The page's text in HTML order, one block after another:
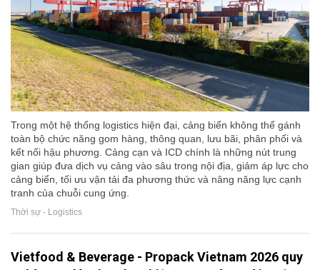
Trong một hệ thống logistics hiện đại, cảng biển không thể gánh
toàn bộ chức năng gom hàng, thông quan, lưu bãi, phân phối và
kết nối hậu phương. Cảng cạn và ICD chính là những nút trung
gian giúp đưa dịch vụ cảng vào sâu trong nội địa, giảm áp lực cho
cảng biển, tối ưu vận tải đa phương thức và nâng năng lực cạnh
tranh của chuỗi cung ứng.
Thời sự - Logistics
Vietfood & Beverage - Propack Vietnam 2026 quy